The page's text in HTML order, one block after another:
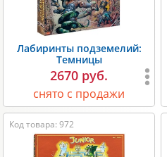
Лабиринты подземелий:
Темницы
2670 руб.
снято с продажи
Код товара: 972